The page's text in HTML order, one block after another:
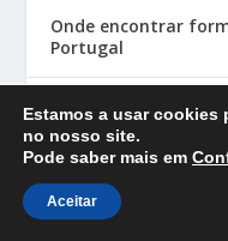
Onde encontrar
Portugal
O Que Faz um
Completo sobre a
Curso Profissional de
Formação Ideal para
Estamos a usar cookies
no nosso site.
Pode saber mais em
Aceitar